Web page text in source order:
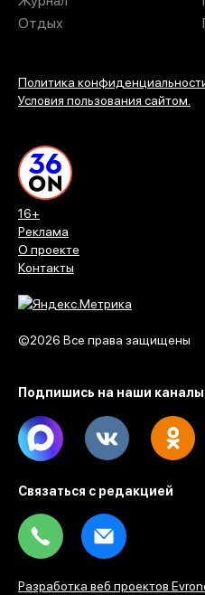
бьюти-шопинг и поплатился
Героев Сибиряков узнали
После подсчета товара
косметика на сумму более 4
Разобраться с
В ходе оперативных
Воронежа, который ранее
тайно вынес косметику из
продал ее, полученные
Теперь вместо походов по
общение со
время расследования ему
виде подписки о невыезде